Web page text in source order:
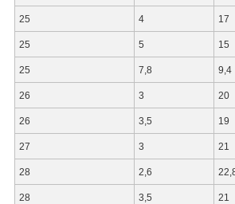
25 4 17
25 5 15
25 7,8 9,4
26 3 20
26 3,5 19
27 3 21
28 2,6
28 3,5 21